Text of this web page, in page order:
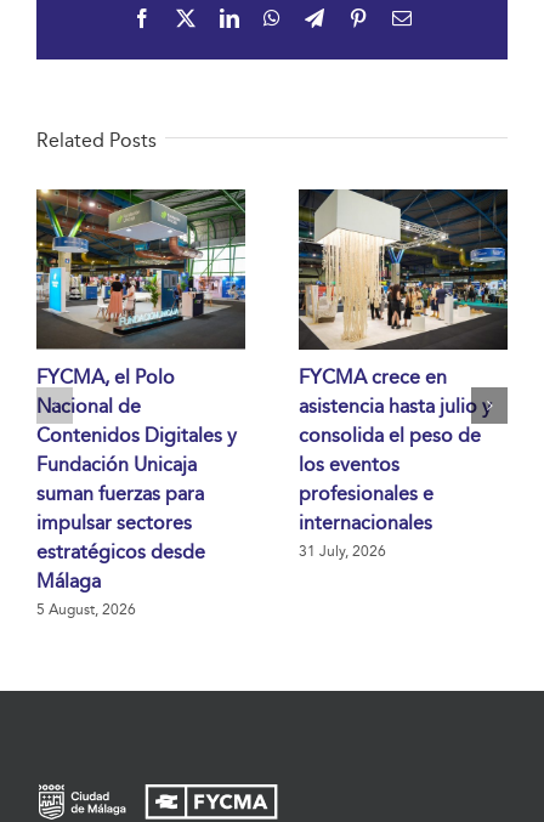
Facebook LinkedInWhatsApp
TelegramPinterestEmail
Related Posts
FYCMA, el Polo
Nacional de
Contenidos Digitales y
Fundación Unicaja
suman fuerzas para
impulsar sectores
estratégicos desde
Málaga
5 August, 2026
FYCMA crece en
asistencia hasta julio y
consolida el peso de
los eventos
profesionales e
internacionales
31 July, 2026